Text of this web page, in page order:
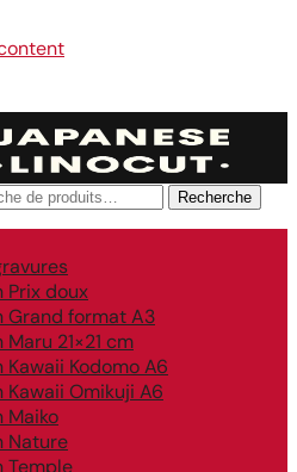
Recherche
Recherche
Prix doux
Grand format A3
21×21 cm
Kodomo A6
Omikuji A6
Maiko
Nature
Temple